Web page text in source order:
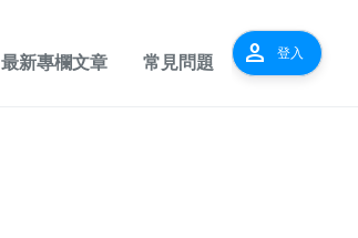
最新專欄文章 常見問題 person 登入